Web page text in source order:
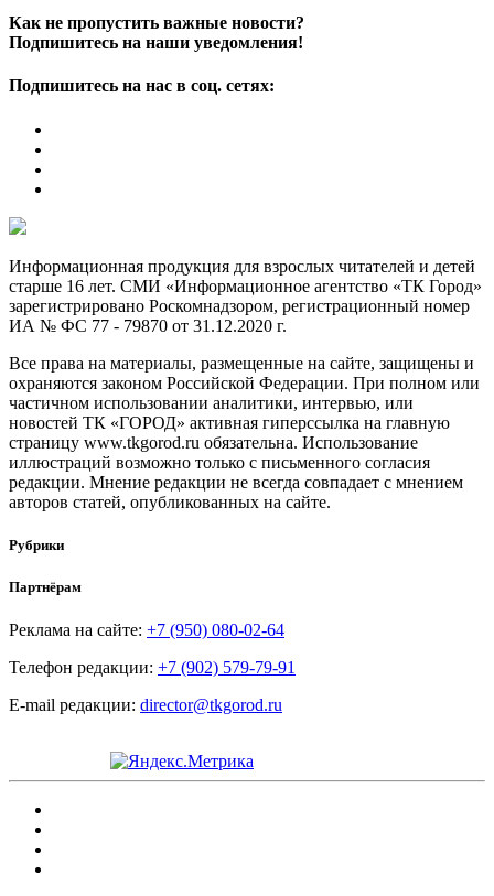
Как не пропустить важные новости?
Подпишитесь на наши уведомления!
Подпишитесь на нас в соц. сетях:
Информационная продукция для взрослых читателей и детей
старше 16 лет. СМИ «Информационное агентство «ТК Город»
зарегистрировано Роскомнадзором, регистрационный номер
ИА № ФС 77 - 79870 от 31.12.2020 г.
Все права на материалы, размещенные на сайте, защищены и
охраняются законом Российской Федерации. При полном или
частичном использовании аналитики, интервью, или
новостей ТК «ГОРОД» активная гиперссылка на главную
страницу www.tkgorod.ru обязательна. Использование
иллюстраций возможно только с письменного согласия
редакции. Мнение редакции не всегда совпадает с мнением
авторов статей, опубликованных на сайте.
Рубрики
Партнёрам
Реклама на сайте: +7 (950) 080-02-64
Телефон редакции: +7 (902) 579-79-91
E-mail редакции: director@tkgorod.ru